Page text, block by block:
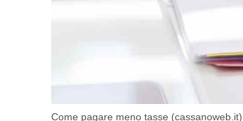
Come pagare meno tasse (cassanoweb.it)